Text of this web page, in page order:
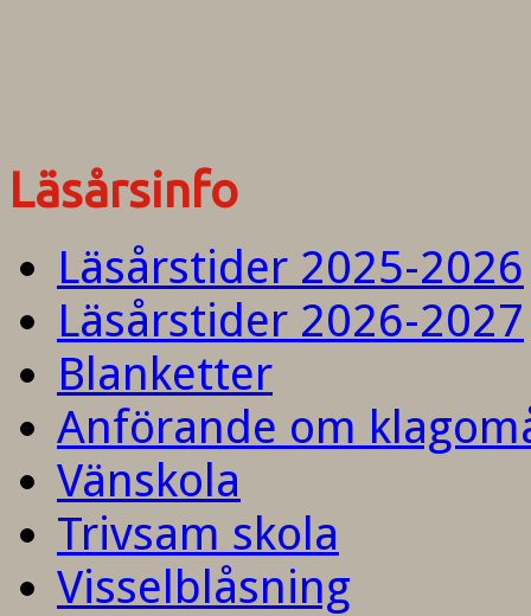
Läsårsinfo
Läsårstider 2025-2026
Läsårstider 2026-2027
Blanketter
Anförande om
Vänskola
Trivsam skola
Visselblåsning